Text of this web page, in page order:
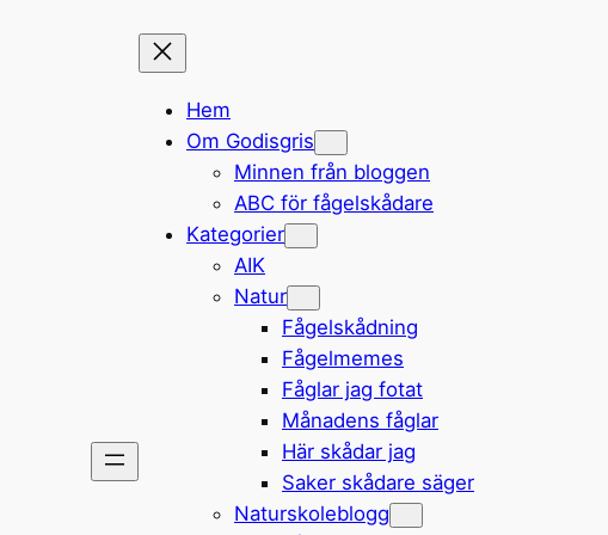
Hem
Om Godisgris
Minnen från bloggen
ABC för fågelskådare
Kategorier
AIK
Natur
Fågelskådning
Fågelmemes
Fåglar jag fotat
Månadens fåglar
Här skådar jag
Saker skådare säger
Naturskoleblogg